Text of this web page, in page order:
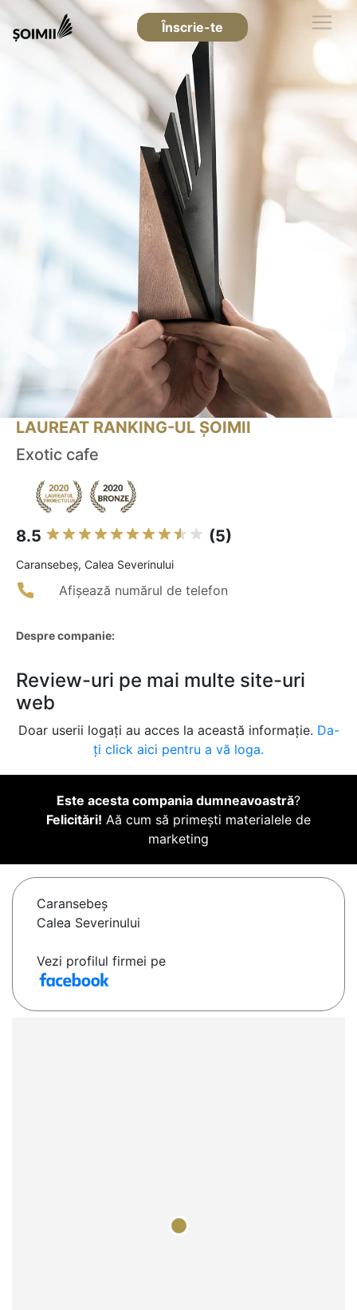
Înscrie-te
LAUREAT RANKING-UL ȘOIMII
Exotic cafe
8.5 (5)
Caransebeş, Calea Severinului
Afișează numărul de telefon
Despre companie:
Review-uri pe mai multe site-uri
web
Doar userii logați au acces la această informație. Da-
ți click aici pentru a vă loga.
Este acesta compania dumneavoastră?
Felicitări! Aă cum să primești materialele de
marketing
Caransebeş
Calea Severinului
Vezi profilul firmei pe